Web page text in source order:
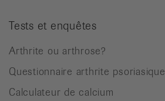
Tests et enquêtes
Arthrite ou arthrose?
Questionnaire arthrite psoriasique
Calculateur de calcium